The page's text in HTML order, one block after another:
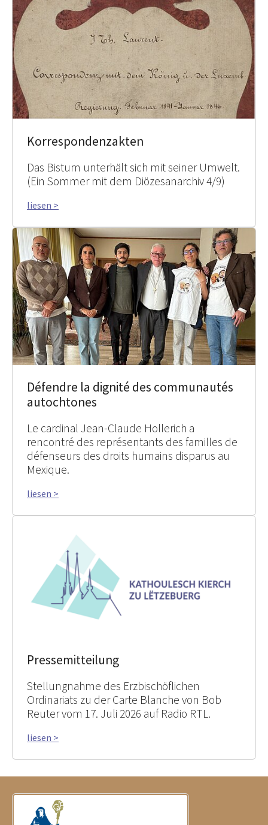
Korrespondenzakten
Das Bistum unterhält sich mit seiner Umwelt.
(Ein Sommer mit dem Diözesanarchiv 4/9)
liesen >
Défendre la dignité des communautés
autochtones
Le cardinal Jean-Claude Hollerich a
rencontré des représentants des familles de
défenseurs des droits humains disparus au
Mexique.
liesen >
Pressemitteilung
Stellungnahme des Erzbischöflichen
Ordinariats zu der Carte Blanche von Bob
Reuter vom 17. Juli 2026 auf Radio RTL.
liesen >